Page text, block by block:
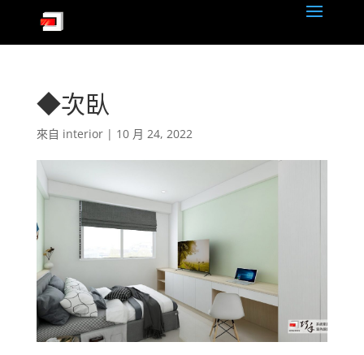
◆次臥
來自 interior| 10 月 24, 2022